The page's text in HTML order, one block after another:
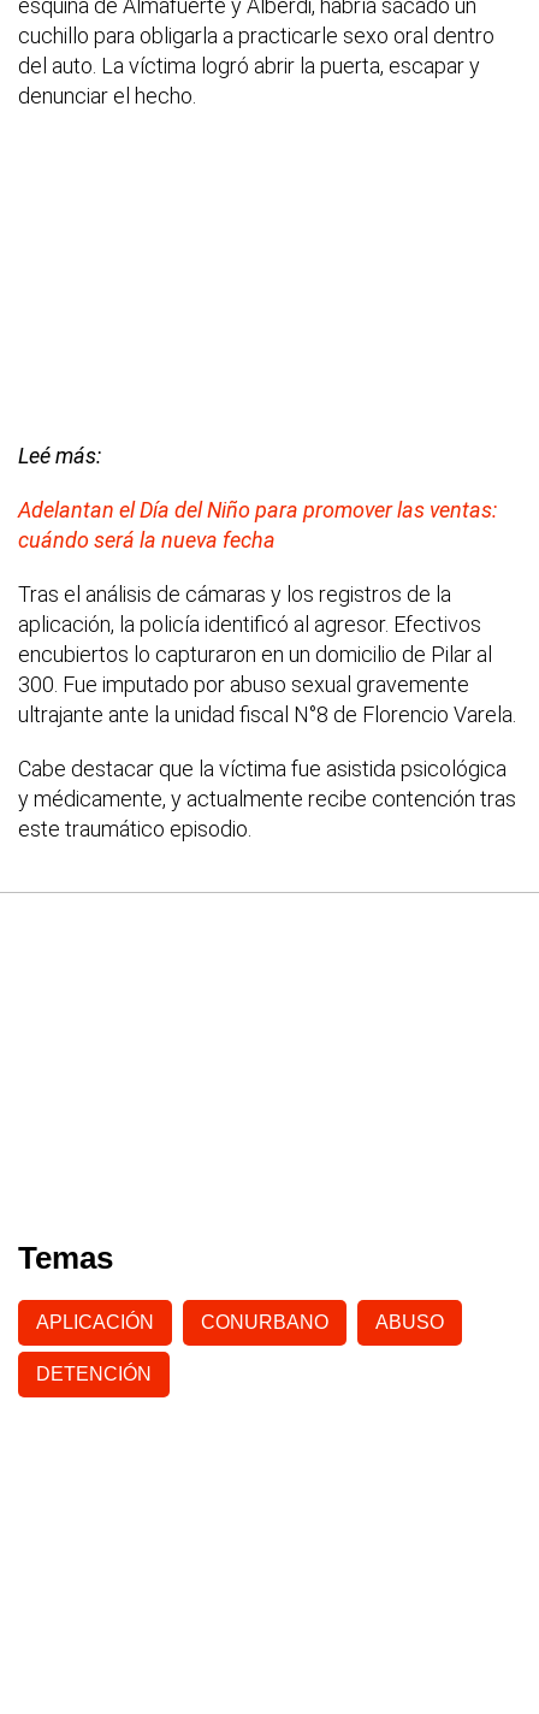
esquina de Almafuerte y Alberdi, habría sacado un
cuchillo para obligarla a practicarle sexo oral dentro
del auto. La víctima logró abrir la puerta, escapar y
denunciar el hecho.
Leé más:
Adelantan el Día del Niño para promover las ventas:
cuándo será la nueva fecha
Tras el análisis de cámaras y los registros de la
aplicación, la policía identificó al agresor. Efectivos
encubiertos lo capturaron en un domicilio de Pilar al
300. Fue imputado por abuso sexual gravemente
ultrajante ante la unidad fiscal N°8 de Florencio Varela.
Cabe destacar que la víctima fue asistida psicológica
y médicamente, y actualmente recibe contención tras
este traumático episodio.
Temas
APLICACIÓN CONURBANO ABUSO
DETENCIÓN